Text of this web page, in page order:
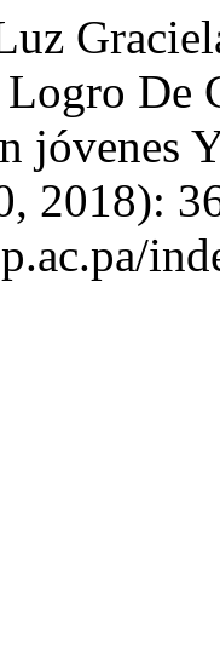
De
jóvenes
2018):